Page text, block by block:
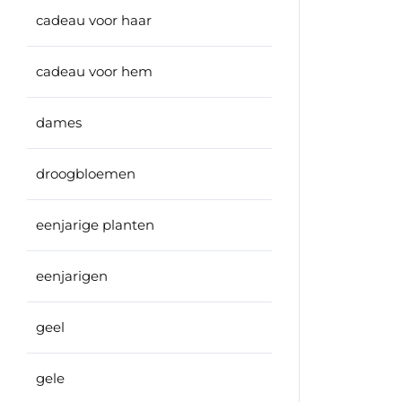
cadeau voor haar
cadeau voor hem
dames
droogbloemen
eenjarige planten
eenjarigen
geel
gele